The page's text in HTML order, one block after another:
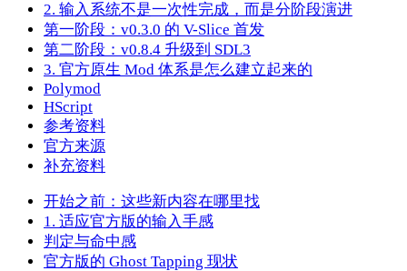
2. 输入系统不是一次性完成，而是分阶段演进
第一阶段：v0.3.0 的 V-Slice 首发
第二阶段：v0.8.4 升级到 SDL3
3. 官方原生 Mod 体系是怎么建立起来的
Polymod
HScript
参考资料
官方来源
补充资料
开始之前：这些新内容在哪里找
1. 适应官方版的输入手感
判定与命中感
官方版的 Ghost Tapping 现状